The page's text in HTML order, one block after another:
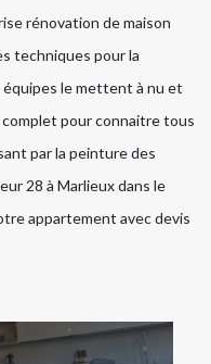
rénovation de maison
techniques pour la
le mettent à nu et
pour connaitre tous
par la peinture des
28 à Marlieux dans le
appartement avec devis